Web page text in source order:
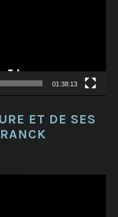
01:38:13
ET DE SES